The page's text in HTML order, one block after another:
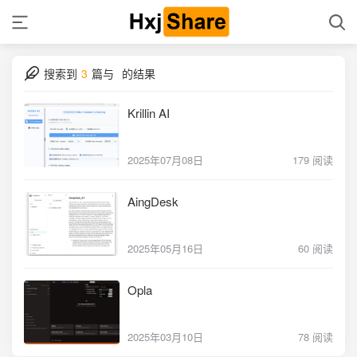
搜索到 3 篇与 的结果
Krillin AI
2025年07月08日 179 阅读
AingDesk
2025年05月16日 60 阅读
Opla
2025年03月10日 78 阅读